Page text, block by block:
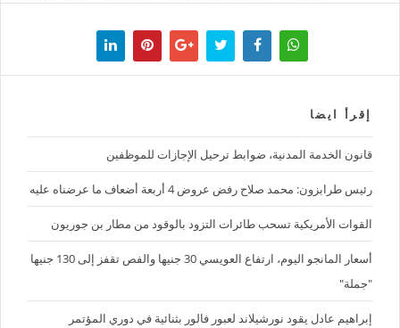
إقرأ ايضا
قانون الخدمة المدنية، ضوابط ترحيل الإجازات للموظفين
رئيس طرابزون: محمد صلاح رفض عروض 4 أربعة أضعاف ما عرضناه عليه
القوات الأمريكية تسحب طائرات التزود بالوقود من مطار بن جوريون
أسعار المانجو اليوم، ارتفاع العويسي 30 جنيها والفص تقفز إلى 130 جنيها
"جملة"
إبراهيم عادل يقود نورشيلاند لعبور فالور بثنائية في دوري المؤتمر